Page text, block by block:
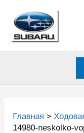
содержимому
Главная
14980-neskolko-